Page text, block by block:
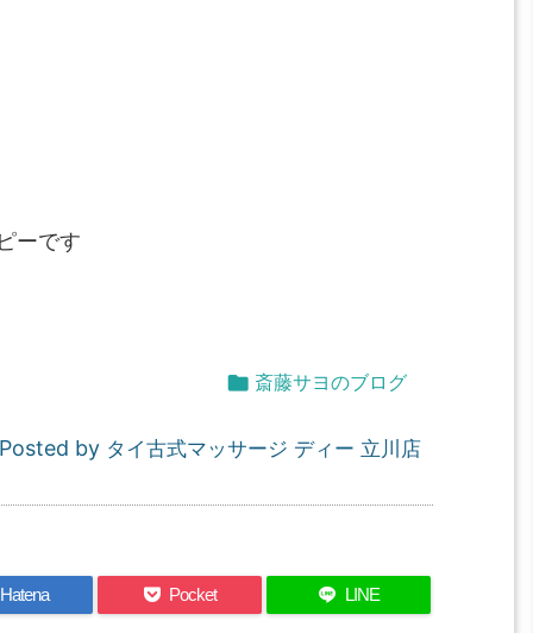
ーです
 斎藤サヨのブログ
Posted by タイ古式マッサージ ディー 立川店
Hatena Pocket LINE